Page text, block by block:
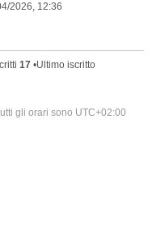
2026, 12:36
17 •Ultimo iscritto
gli orari sono UTC+02:00